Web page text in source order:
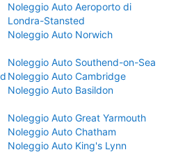
Noleggio Auto Aeroporto di
Londra-Stansted
Noleggio Auto Norwich
Noleggio Auto Southend-on-Sea
Noleggio Auto Cambridge
Noleggio Auto Basildon
Noleggio Auto Great Yarmouth
Noleggio Auto Chatham
Noleggio Auto King's Lynn